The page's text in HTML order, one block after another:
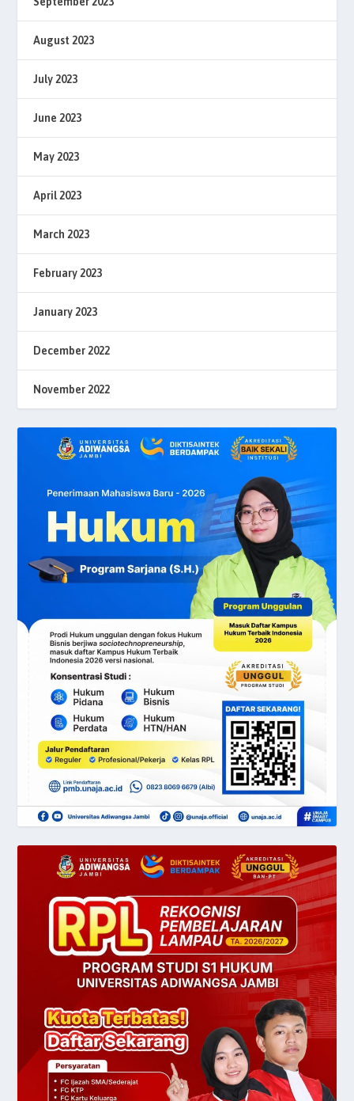
August 2023
July 2023
June 2023
May 2023
April 2023
March 2023
February 2023
January 2023
December 2022
November 2022